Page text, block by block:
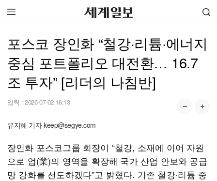
포스코 장인화 “철강·리튬·에너지
중심 포트폴리오 대전환… 16.7
조 투자” [리더의 나침반]
입력 : 2026-07-02 16:13
유지혜 기자 keep@segye.com
장인화 포스코그룹 회장이 “철강, 소재에 이어 자원
으로 업(業)의 영역을 확장해 국가 산업 안보와 공급
망 강화를 선도하겠다”고 밝혔다. 기존 철강·리튬 중